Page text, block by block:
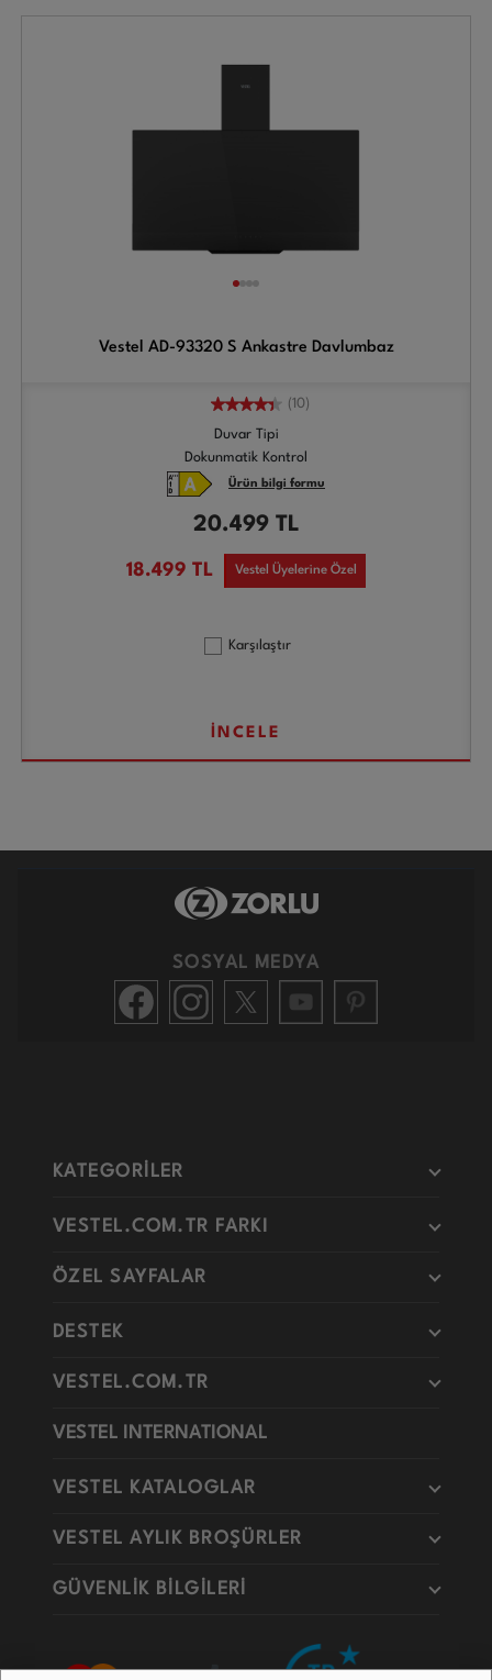
Vestel AD-93320 S Ankastre Davlumbaz
(10)
Duvar Tipi
Dokunmatik Kontrol
Ürün bilgi formu
20.499 TL
18.499 TL Vestel Üyelerine Özel
Karşılaştır
İNCELE
SOSYAL MEDYA
KATEGORİLER
VESTEL.COM.TR FARKI
ÖZEL SAYFALAR
DESTEK
VESTEL.COM.TR
VESTEL INTERNATIONAL
VESTEL KATALOGLAR
VESTEL AYLIK BROŞÜRLER
GÜVENLİK BİLGİLERİ